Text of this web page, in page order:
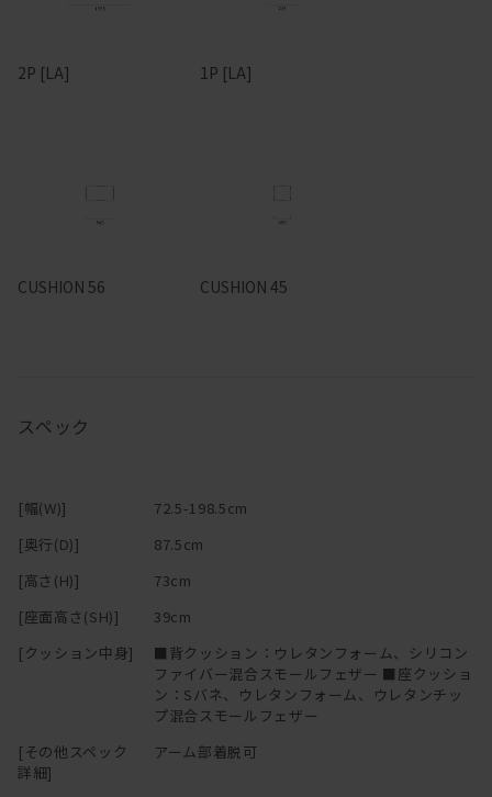
2P [LA] 1P [LA]
CUSHION 56 CUSHION 45
スペック
[幅(W)]
72.5-198.5cm
[奥行(D)]
87.5cm
[高さ(H)]
73cm
[座面高さ(SH)]
39cm
[クッション中身]
■背クッション：ウレタンフォーム、シリコン
ファイバー混合スモールフェザー ■座クッショ
ン：Sバネ、ウレタンフォーム、ウレタンチッ
プ混合スモールフェザー
[その他スペック
詳細]
アーム部着脱可